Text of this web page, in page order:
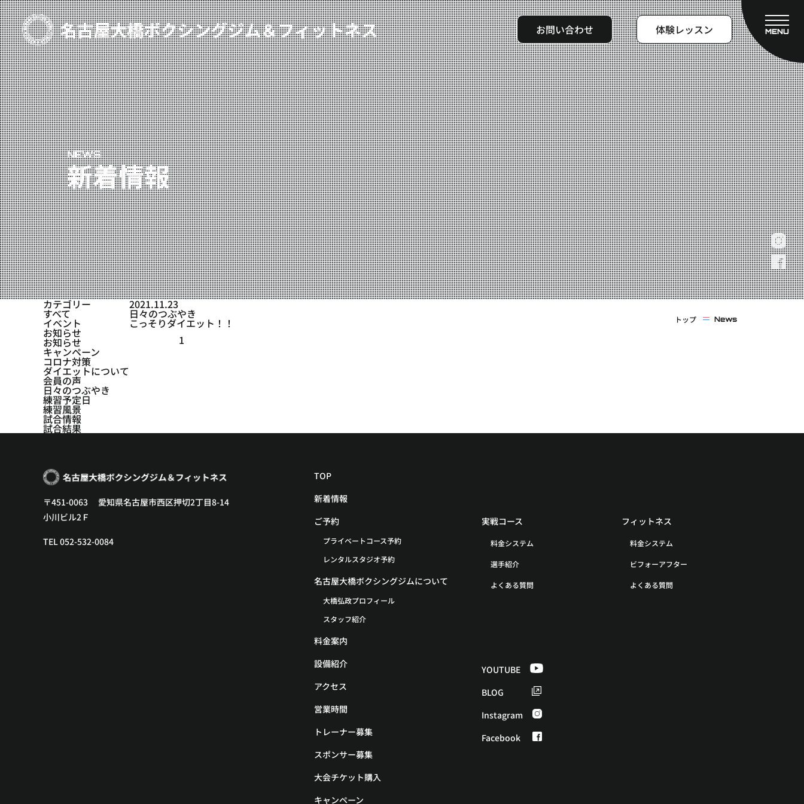
お問い合わせ 体験レッスン
MENU
TOP
新着情報
ご予約
プライベートコース予約
レンタルスタジオ予約
名古屋大橋ボクシングジムについて
大橋弘政プロフィール
スタッフ紹介
料金案内
設備紹介
アクセス
営業時間
トレーナー募集
スポンサー募集
大会チケット購入
キャンペーン
実戦コース
料金システム
選手紹介
よくある質問
フィットネスコース
料金システム
ビフォーアフター
よくある質問
NEWS
新着情報
トップ News
カテゴリー
すべて
イベント
お知らせ
お知らせ
キャンペーン
コロナ対策
ダイエットについて
会員の声
日々のつぶやき
練習予定日
練習風景
試合情報
試合結果
2021.11.23
日々のつぶやき
こっそりダイエット！！
1
〒451-0063 愛知県名古屋市西区押切2丁目8-14
小川ビル2Ｆ
TEL 052-532-0084
TOP
新着情報
ご予約
プライベートコース予約
レンタルスタジオ予約
名古屋大橋ボクシングジムについて
大橋弘政プロフィール
スタッフ紹介
料金案内
設備紹介
アクセス
営業時間
トレーナー募集
スポンサー募集
大会チケット購入
キャンペーン
実戦コース
料金システム
選手紹介
よくある質問
フィットネス
料金システム
ビフォーアフター
よくある質問
YOUTUBE
BLOG
Instagram
Facebook